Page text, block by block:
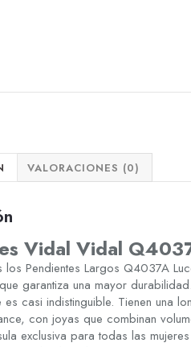
VALORACIONES (0)
Vidal Vidal
los Pendientes Largos Q4037A
garantiza una mayor
es casi indistinguible. Tienen una
con joyas que combinan
exclusiva para todas las